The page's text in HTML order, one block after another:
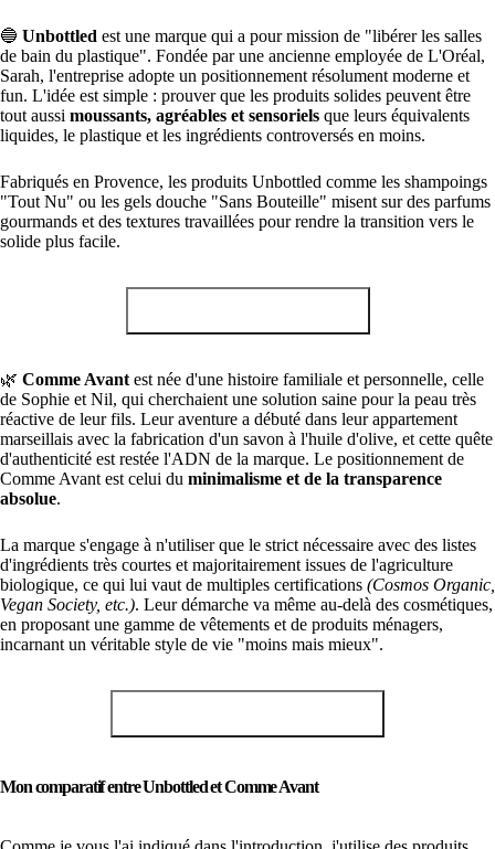
🔵 Unbottled est une marque qui a pour mission de "libérer les salles
de bain du plastique". Fondée par une ancienne employée de L'Oréal,
Sarah, l'entreprise adopte un positionnement résolument moderne et
fun. L'idée est simple : prouver que les produits solides peuvent être
tout aussi moussants, agréables et sensoriels que leurs équivalents
liquides, le plastique et les ingrédients controversés en moins.
Fabriqués en Provence, les produits Unbottled comme les shampoings
"Tout Nu" ou les gels douche "Sans Bouteille" misent sur des parfums
gourmands et des textures travaillées pour rendre la transition vers le
solide plus facile.
🌿 Comme Avant est née d'une histoire familiale et personnelle, celle
de Sophie et Nil, qui cherchaient une solution saine pour la peau très
réactive de leur fils. Leur aventure a débuté dans leur appartement
marseillais avec la fabrication d'un savon à l'huile d'olive, et cette quête
d'authenticité est restée l'ADN de la marque. Le positionnement de
Comme Avant est celui du minimalisme et de la transparence
absolue.
La marque s'engage à n'utiliser que le strict nécessaire avec des listes
d'ingrédients très courtes et majoritairement issues de l'agriculture
biologique, ce qui lui vaut de multiples certifications (Cosmos Organic,
Vegan Society, etc.). Leur démarche va même au-delà des cosmétiques,
en proposant une gamme de vêtements et de produits ménagers,
incarnant un véritable style de vie "moins mais mieux".
Mon comparatif entre Unbottled et Comme Avant